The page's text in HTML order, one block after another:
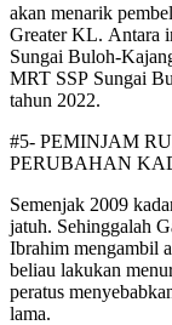
akan menarik
Greater KL. Antara
Sungai Buloh-
MRT SSP Sungai
tahun 2022.
#5- PEMINJAM
PERUBAHAN
Semenjak 2009
jatuh. Sehinggalah
Ibrahim mengambil
beliau lakukan
peratus
lama.